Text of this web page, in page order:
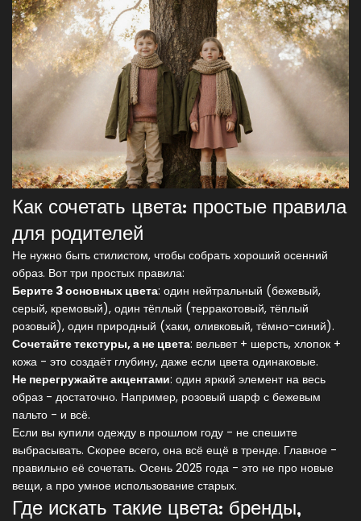
Как сочетать цвета: простые правила
для родителей
Не нужно быть стилистом, чтобы собрать хороший осенний
образ. Вот три простых правила:
Берите 3 основных цвета: один нейтральный (бежевый,
серый, кремовый), один тёплый (терракотовый, тёплый
розовый), один природный (хаки, оливковый, тёмно-синий).
Сочетайте текстуры, а не цвета: вельвет + шерсть, хлопок +
кожа - это создаёт глубину, даже если цвета одинаковые.
Не перегружайте акцентами: один яркий элемент на весь
образ - достаточно. Например, розовый шарф с бежевым
пальто - и всё.
Если вы купили одежду в прошлом году - не спешите
выбрасывать. Скорее всего, она всё ещё в тренде. Главное -
правильно её сочетать. Осень 2025 года - это не про новые
вещи, а про умное использование старых.
Где искать такие цвета: бренды,